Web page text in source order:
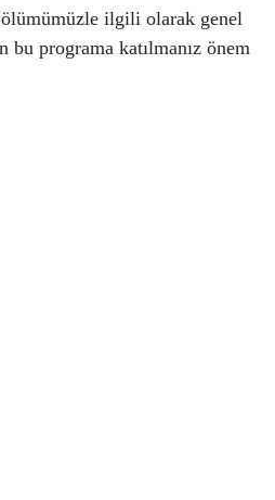
ilgili olarak genel
bu programa katılmanız önem